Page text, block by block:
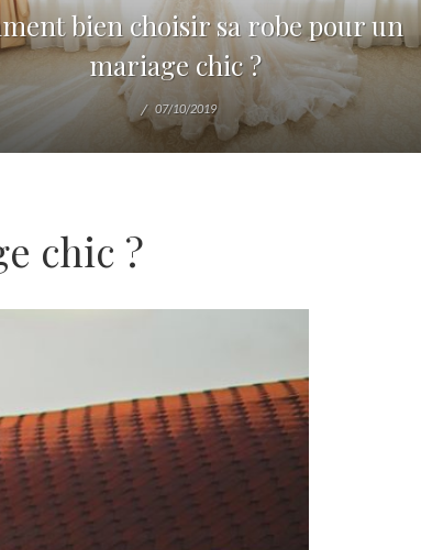
bien choisir sa robe pour un
mariage chic ?
07/10/2019
chic ?